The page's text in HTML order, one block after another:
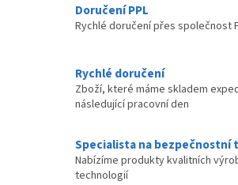
Doručení PPL
Rychlé doručení přes společnost
Rychlé doručení
Zboží, které máme skladem
následující pracovní den
Specialista na bezpečnostní
Nabízíme produkty kvalitních
technologií